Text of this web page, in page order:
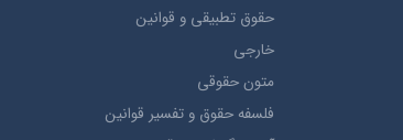
حقوق تطبيقي و قوانین
خارجی
متون حقوقي
فلسفه حقوق و تفسیر قوانین